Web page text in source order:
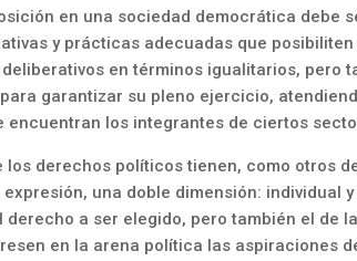
en una sociedad democrática debe
y prácticas adecuadas que
en términos igualitarios, pero
garantizar su pleno ejercicio,
encuentran los integrantes de ciertos
los derechos políticos tienen, como otros
expresión, una doble dimensión: individual
derecho a ser elegido, pero también el de
en la arena política las aspiraciones